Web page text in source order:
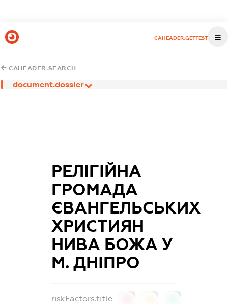
CAHEADER.GETTEST
CAHEADER.SEARCH
document.dossier
РЕЛІГІЙНА
ГРОМАДА
ЄВАНГЕЛЬСЬКИХ
ХРИСТИЯН
НИВА БОЖА У
М. ДНІПРО
riskFactors.title